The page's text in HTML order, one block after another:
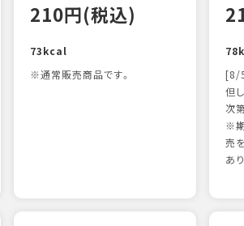
210円(税込)
73kcal
※通常販売商品です。
[8/
但
次
※
売
あ